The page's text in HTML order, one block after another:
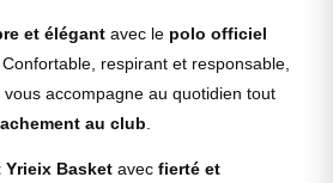
et élégant avec le polo officiel
. Confortable, respirant et responsable,
vous accompagne au quotidien tout
au club
Yrieix Basket avec fierté et